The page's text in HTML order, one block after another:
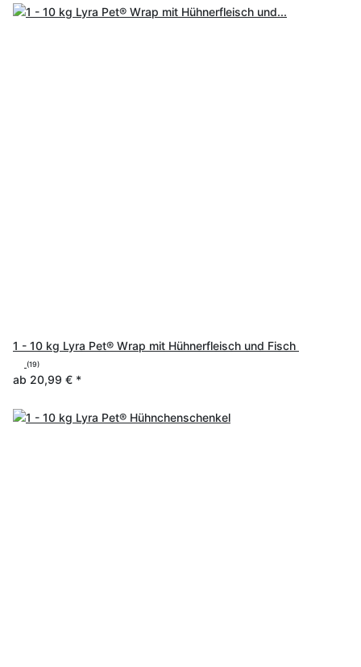
1 - 10 kg Lyra Pet® Wrap mit Hühnerfleisch und Fisch
(19)
ab 20,99 € *